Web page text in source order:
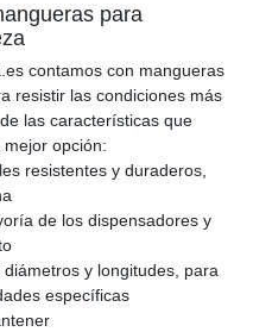
para
contamos con mangueras
resistir las condiciones más
las características que
opción:
resistentes y duraderos,
de los dispensadores y
y longitudes, para
específicas